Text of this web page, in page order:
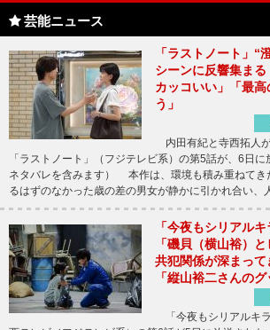
芸能ニュース
「ラストノート」“
シーンに反響集ま
カッコいい」「最
う」
内田有紀と寺西拓人
「ラストノート」（フジテレビ系）の第5話が、6日に
ネタバレを含みます） 本作は、環境も積み重ねてき
るはずのなかった歳の差の男女が静かに引かれ合い、
「今夜もシリアル
「磯貝（横山裕）
共犯関係が深まって
「縦山裕二さんのグ
「今夜もシリアルキ